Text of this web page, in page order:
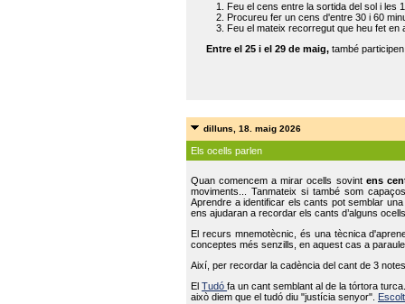
Feu el cens entre la sortida del sol i les
Procureu fer un cens d'entre 30 i 60
Feu el mateix recorregut que heu fet en
Entre el 25 i el 29 de maig, també
dilluns, 18. maig 2026
Els ocells parlen
Quan comencem a mirar ocells sovint ens
moviments... Tanmateix si també som
Aprendre a identificar els cants pot semblar
ens ajudaran a recordar els cants d’alguns
El recurs mnemotècnic, és una tècnica
conceptes més senzills, en aquest cas a
Així, per recordar la cadència del cant de 3
ElTudófa un cant semblant al de la tórtora
això diem que el tudó diu "justícia senyor".